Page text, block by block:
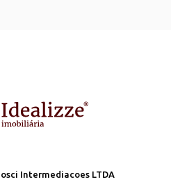
Intermediacoes LTDA